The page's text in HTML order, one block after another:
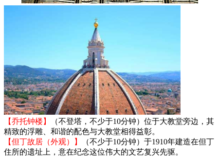
【乔托钟楼】
（不登塔，不少于10分钟）位于大教堂旁边，其
精致的浮雕、和谐的配色与大教堂相得益彰。
【但丁故居（外观）】
（不少于10分钟）于1910年建造在但丁
住所的遗址上，意在纪念这位伟大的文艺复兴先驱。